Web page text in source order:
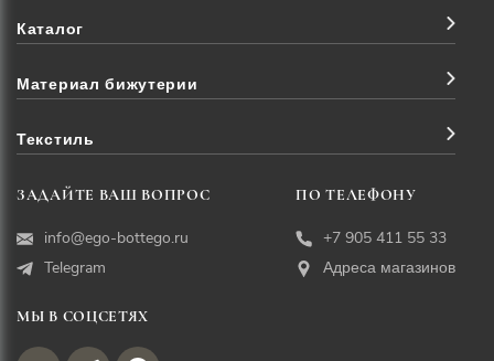
Каталог
Материал бижутерии
Текстиль
ЗАДАЙТЕ ВАШ ВОПРОС
info@ego-bottego.ru
Telegram
ПО ТЕЛЕФОНУ
+7 905 411 55 33
Адреса магазинов
МЫ В СОЦСЕТЯХ